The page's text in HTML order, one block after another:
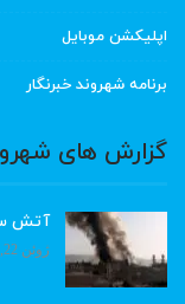
اپلیکشن موبایل
برنامه شهروند خبرنگار
گزارش های
آتش
ژوئن 22, 2023